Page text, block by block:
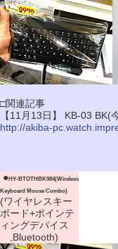
□関連記事
【11月13日】 KB-03 BK(
http://akiba-
●HY-BTOTHBK984(Wireless
Keyboard Mouse Combo)
(ワイヤレスキー
ボード+ポインテ
ィングデバイス
,Bluetooth)